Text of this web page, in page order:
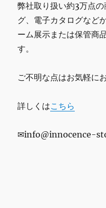
弊社取り扱い約3万点
グ、電子カタログなど
ーム展示または保管商
す。
ご不明な点はお気軽に
詳しくはこちら
✉info@innocence-